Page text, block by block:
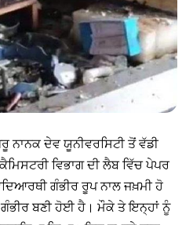
ਨਾਨਕ ਦੇਵ ਯੂਨੀਵਰਸਿਟੀ ਤੋਂ ਵੱਡੀ
ਵਿਭਾਗ ਦੀ ਲੈਬ ਵਿੱਚ ਪੇਪਰ
ਗੰਭੀਰ ਰੂਪ ਨਾਲ ਜਖ਼ਮੀ ਹੋ
ਬਣੀ ਹੋਈ ਹੈ। ਮੌਕੇ ਤੇ ਇਨ੍ਹਾਂ ਨੂੰ